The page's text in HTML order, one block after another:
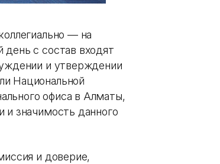
— на
с состав входят
и утверждении
Национальной
офиса в Алматы,
и значимость данного
и доверие,